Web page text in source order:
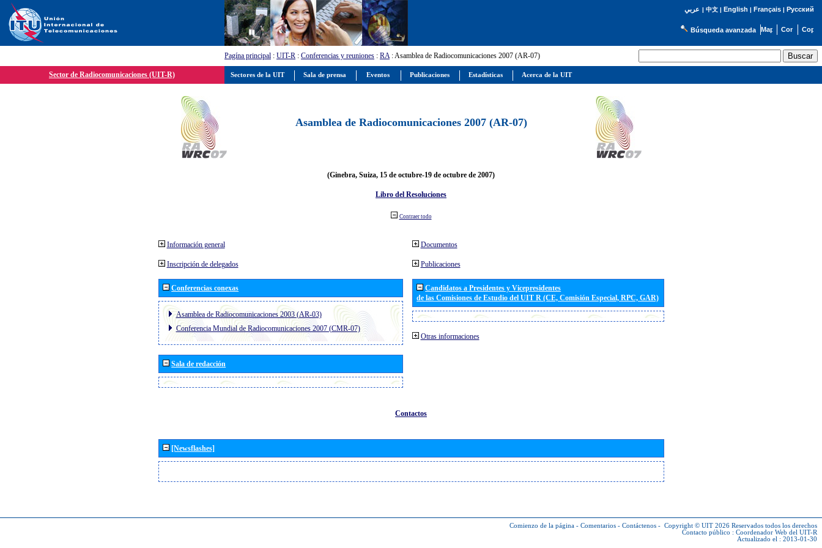
عربي | 中文| English | Français| Русский
Búsqueda avanzada
Pagína principal : UIT-R : Conferencias y reuniones : RA: Asamblea de Radiocomunicaciones 2007 (AR-07)
Sector de Radiocomunicaciones (UIT-R)
Asamblea de Radiocomunicaciones 2007 (AR-07)
(Ginebra, Suiza, 15 de octubre-19 de octubre de 2007)
Libro del Resoluciones
Contraer todo
Información general
Inscripción de delegados
Conferencias conexas
Asamblea de Radiocomunicaciones 2003 (AR-03)
Conferencia Mundial de Radiocomunicaciones 2007 (CMR-07)
Sala de redacción
Documentos
Publicaciones
Candidatos a Presidentes y Vicepresidentes
de las Comisiones de Estudio del UIT R (CE, Comisión Especial, RPC, GAR)
Otras informaciones
Contactos
[Newsflashes]
Comienzo de la página - Comentarios - Contáctenos - Copyright © UIT 2026 Reservados todos los derechos
Contacto público : Coordenador Web del UIT-R
Actualizado el : 2013-01-30
Sectores de la UIT Sala de prensa Eventos Publicaciones Estadísticas Acerca de la UIT